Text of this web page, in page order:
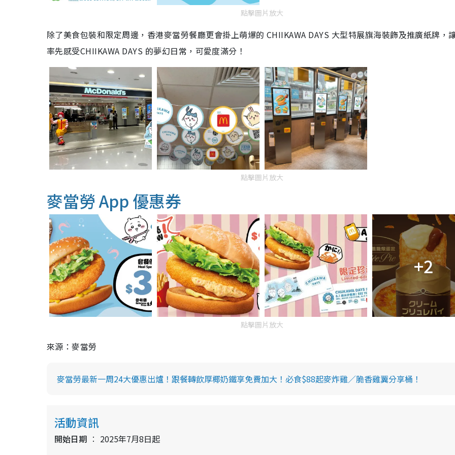
點擊圖片放大
除了美食包裝和限定周邊，香港麥當勞餐廳更會掛上萌爆的 CHIIKAWA DAYS 大型特展旗海裝飾及推廣紙牌，
率先感受CHIIKAWA DAYS 的夢幻日常，可愛度滿分！
點擊圖片放大
麥當勞 App 優惠券
+2
點擊圖片放大
來源：麥當勞
麥當勞最新一周24大優惠出爐！跟餐轉飲厚椰奶鐵享免費加大！必食$88起麥炸雞／脆香雞翼分享桶！
活動資訊
開始日期 2025年7月8日起